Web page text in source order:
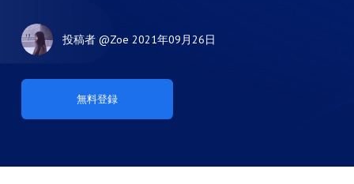
投稿者 @Zoe 2021年09月26日